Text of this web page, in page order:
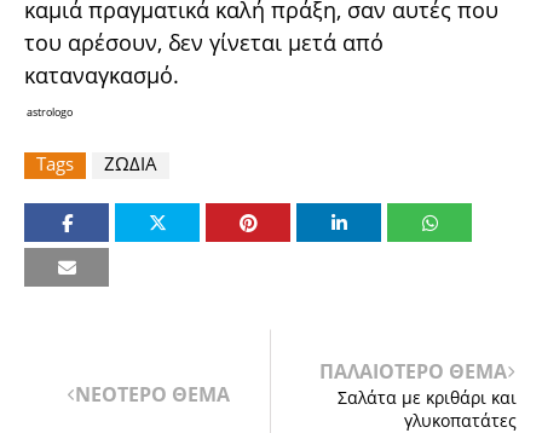
καμιά πραγματικά καλή πράξη, σαν αυτές που
του αρέσουν, δεν γίνεται μετά από
καταναγκασμό.
astrologo
Tags ΖΩΔΙΑ
ΝΕΟΤΕΡΟ ΘΕΜΑ
ΠΑΛΑΙΟΤΕΡΟ ΘΕΜΑ
Σαλάτα με κριθάρι και
γλυκοπατάτες